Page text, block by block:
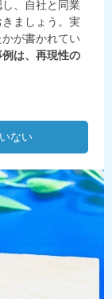
、自社と同業
ましょう。実
が書かれてい
は、再現性の
ない